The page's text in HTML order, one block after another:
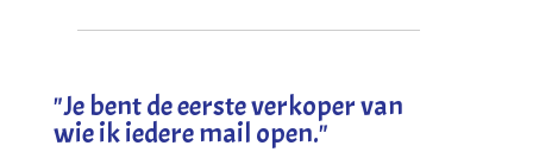
"Je bent de eerste verkoper van
wie ik iedere mail open."